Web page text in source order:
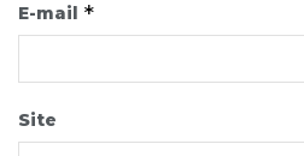
E-mail *
Site